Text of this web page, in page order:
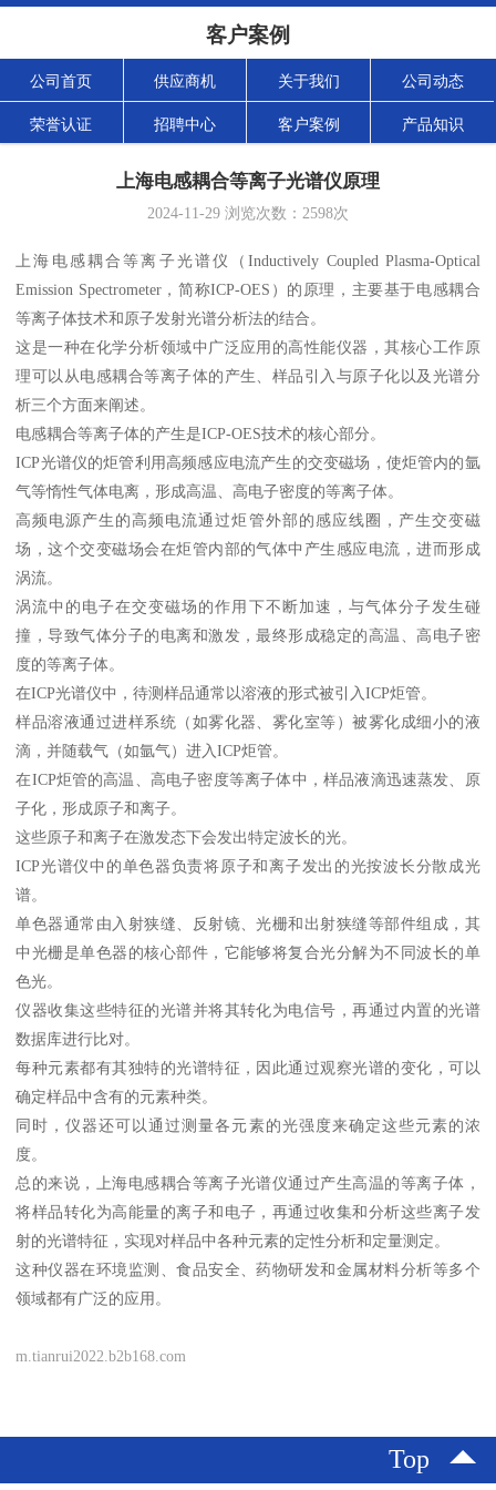
客户案例
公司首页 供应商机 关于我们 公司动态
荣誉认证 招聘中心 客户案例 产品知识
上海电感耦合等离子光谱仪原理
2024-11-29 浏览次数： 2598次
上海电感耦合等离子光谱仪（Inductively Coupled Plasma-Optical
Emission Spectrometer，简称ICP-OES）的原理，主要基于电感耦合
等离子体技术和原子发射光谱分析法的结合。
这是一种在化学分析领域中广泛应用的高性能仪器，其核心工作原
理可以从电感耦合等离子体的产生、样品引入与原子化以及光谱分
析三个方面来阐述。
电感耦合等离子体的产生是ICP-OES技术的核心部分。
ICP光谱仪的炬管利用高频感应电流产生的交变磁场，使炬管内的氩
气等惰性气体电离，形成高温、高电子密度的等离子体。
高频电源产生的高频电流通过炬管外部的感应线圈，产生交变磁
场，这个交变磁场会在炬管内部的气体中产生感应电流，进而形成
涡流。
涡流中的电子在交变磁场的作用下不断加速，与气体分子发生碰
撞，导致气体分子的电离和激发，最终形成稳定的高温、高电子密
度的等离子体。
在ICP光谱仪中，待测样品通常以溶液的形式被引入ICP炬管。
样品溶液通过进样系统（如雾化器、雾化室等）被雾化成细小的液
滴，并随载气（如氩气）进入ICP炬管。
在ICP炬管的高温、高电子密度等离子体中，样品液滴迅速蒸发、原
子化，形成原子和离子。
这些原子和离子在激发态下会发出特定波长的光。
ICP光谱仪中的单色器负责将原子和离子发出的光按波长分散成光
谱。
单色器通常由入射狭缝、反射镜、光栅和出射狭缝等部件组成，其
中光栅是单色器的核心部件，它能够将复合光分解为不同波长的单
色光。
仪器收集这些特征的光谱并将其转化为电信号，再通过内置的光谱
数据库进行比对。
每种元素都有其独特的光谱特征，因此通过观察光谱的变化，可以
确定样品中含有的元素种类。
同时，仪器还可以通过测量各元素的光强度来确定这些元素的浓
度。
总的来说，上海电感耦合等离子光谱仪通过产生高温的等离子体，
将样品转化为高能量的离子和电子，再通过收集和分析这些离子发
射的光谱特征，实现对样品中各种元素的定性分析和定量测定。
这种仪器在环境监测、食品安全、药物研发和金属材料分析等多个
领域都有广泛的应用。
m.tianrui2022.b2b168.com
Top